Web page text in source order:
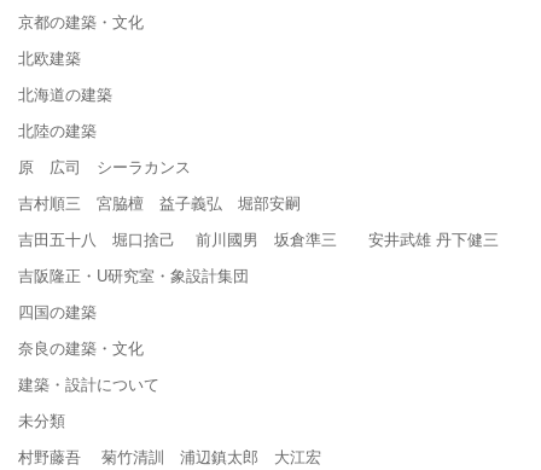
京都の建築・文化
北欧建築
北海道の建築
北陸の建築
原 広司 シーラカンス
吉村順三 宮脇檀 益子義弘 堀部安嗣
吉田五十八 堀口捨己 前川國男 坂倉準三 安井武雄 丹下健三
吉阪隆正・U研究室・象設計集団
四国の建築
奈良の建築・文化
建築・設計について
未分類
村野藤吾 菊竹清訓 浦辺鎮太郎 大江宏